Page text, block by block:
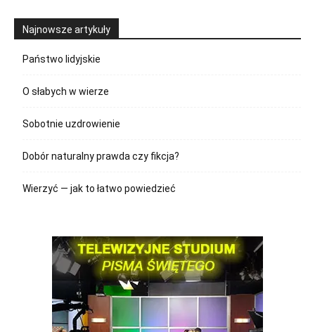
Najnowsze artykuły
Państwo lidyjskie
O słabych w wierze
Sobotnie uzdrowienie
Dobór naturalny prawda czy fikcja?
Wierzyć — jak to łatwo powiedzieć